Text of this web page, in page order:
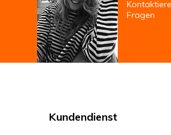
Fragen
Kundendienst